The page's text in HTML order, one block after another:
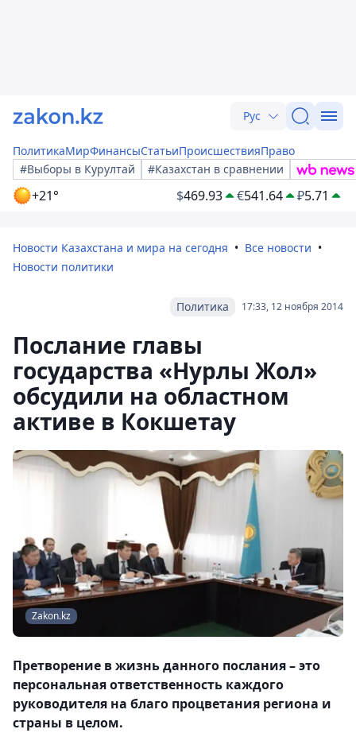
Рус
ПолитикаМирФинансыСтатьиПроисшествияПраво
#Выборы в Курултай
#Казахстан в сравнении
+21° $469.93 €541.64 ₽5.71
Новости Казахстана и мира на сегодня
Все новости
Новости политики
17:33, 12 ноября 2014
Политика
Послание главы
государства «Нурлы Жол»
обсудили на областном
активе в Кокшетау
Zakon.kz
Претворение в жизнь данного послания – это
персональная ответственность каждого
руководителя на благо процветания региона и
страны в целом.